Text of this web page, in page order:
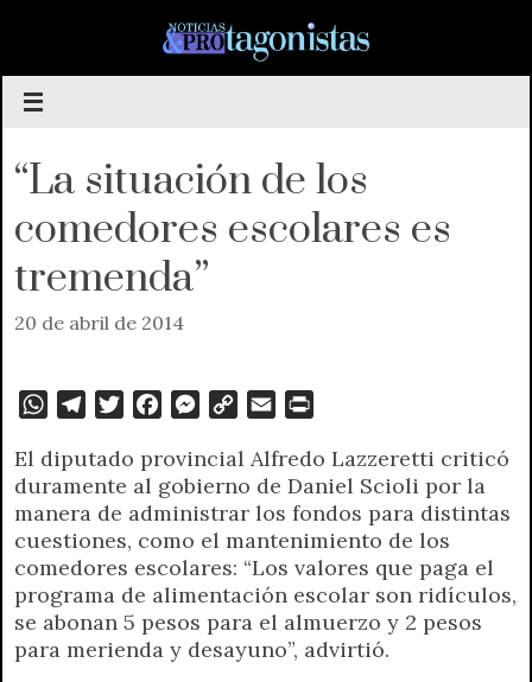
contenido
“La situación de los
comedores escolares es
tremenda”
20 de abril de 2014
W
a
t
s
A
p
p
l
e
g
r
a
m
i
t
t
e
r
c
e
b
o
o
k
M
s
s
e
n
g
e
r
p
y
L
i
k
a
i
l
i
n
t
F
r
i
e
n
El diputado provincial Alfredo Lazzeretti criticó
duramente al gobierno de Daniel Scioli por la
manera de administrar los fondos para distintas
cuestiones, como el mantenimiento de los
comedores escolares: “Los valores que paga el
programa de alimentación escolar son ridículos,
se abonan 5 pesos para el almuerzo y 2 pesos
para merienda y desayuno”, advirtió.